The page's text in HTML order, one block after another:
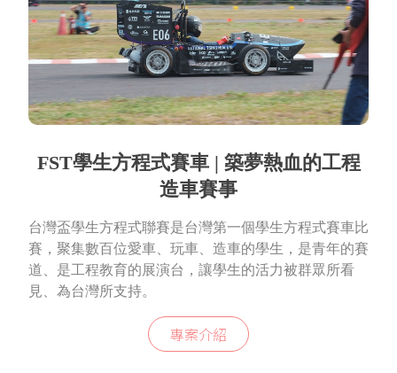
FST學生方程式賽車 | 築夢熱血的工程
造車賽事
台灣盃學生方程式聯賽是台灣第一個學生方程式賽車比
賽，聚集數百位愛車、玩車、造車的學生，是青年的賽
道、是工程教育的展演台，讓學生的活力被群眾所看
見、為台灣所支持。
專案介紹